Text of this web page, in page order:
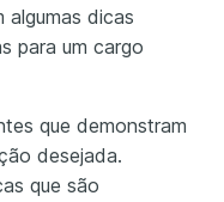
dicas
para um cargo
que demonstram
desejada.
que são